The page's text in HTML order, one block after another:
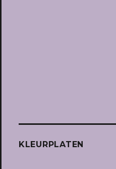
KLEURPLATEN